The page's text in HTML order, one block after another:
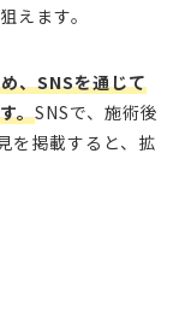
えます。
、SNSを通じて
。SNSで、施術後
を掲載すると、拡